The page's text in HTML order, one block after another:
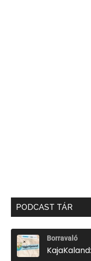
PODCAST TÁR
Borravaló